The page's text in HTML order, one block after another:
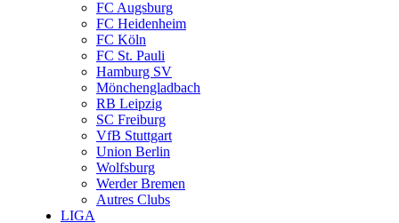
FC Augsburg
FC Heidenheim
FC Köln
FC St. Pauli
Hamburg SV
Mönchengladbach
RB Leipzig
SC Freiburg
VfB Stuttgart
Union Berlin
Wolfsburg
Werder Bremen
Autres Clubs
LIGA